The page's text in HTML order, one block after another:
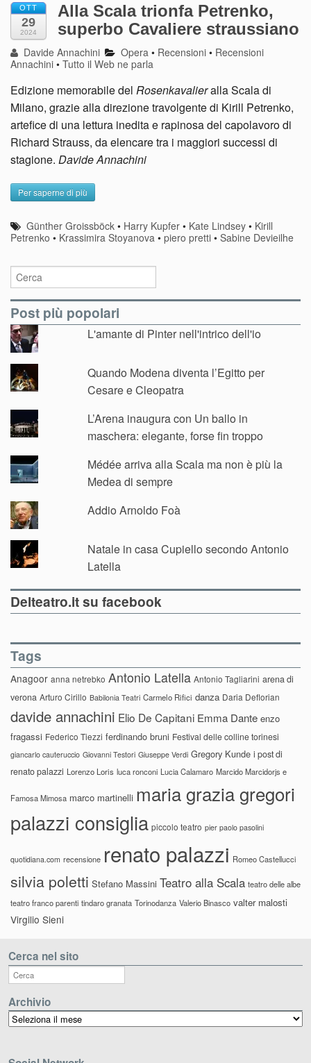
OTT
29
2024
Alla Scala trionfa Petrenko,
superbo Cavaliere straussiano
Davide Annachini Opera • Recensioni • Recensioni
Annachini • Tutto il Web ne parla
Edizione memorabile del Rosenkavalieralla Scala di
Milano, grazie alla direzione travolgente di Kirill Petrenko,
artefice di una lettura inedita e rapinosa del capolavoro di
Richard Strauss, da elencare tra i maggiori successi di
stagione. Davide Annachini
Per saperne di più
Günther Groissböck • Harry Kupfer • Kate Lindsey • Kirill
Petrenko • Krassimira Stoyanova • piero pretti • Sabine Devieilhe
Post più popolari
L'amante di Pinter nell'intrico dell'io
Quando Modena diventa l’Egitto per
Cesare e Cleopatra
L’Arena inaugura con Un ballo in
maschera: elegante, forse fin troppo
Médée arriva alla Scala ma non è più la
Medea di sempre
Addio Arnoldo Foà
Natale in casa Cupiello secondo Antonio
Latella
Delteatro.it su facebook
Tags
Anagoor anna netrebko Antonio Latella Antonio Tagliarini arena di
verona Arturo Cirillo Babilonia Teatri Carmelo Rifici danza Daria Deflorian
davide annachini Elio De Capitani Emma Dante enzo
fragassi Federico Tiezzi ferdinando bruni Festival delle colline torinesi
giancarlo cauteruccio Giovanni Testori Giuseppe Verdi Gregory Kunde i post di
renato palazzi Lorenzo Loris luca ronconi Lucia Calamaro Marcido Marcidorjs e
Famosa Mimosa marco martinelli maria grazia gregori
palazzi consiglia piccolo teatro pier paolo pasolini
quotidiana.com recensione renato palazzi Romeo Castellucci
silvia poletti Stefano Massini Teatro alla Scala teatro delle albe
teatro franco parenti tindaro granata Torinodanza Valerio Binasco valter malosti
Virgilio Sieni
Cerca nel sito
Archivio
Archivio